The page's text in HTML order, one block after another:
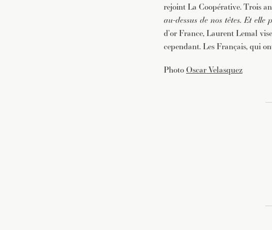
rejoint La Coopérative. Trois
au-dessus de nos têtes. Et
d’or France, Laurent Lemal
cependant. Les Français, qui
PhotoOscar Velasquez